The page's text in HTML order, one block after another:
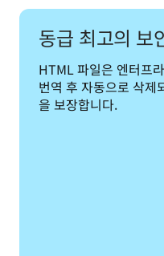
동급 최고의 보
HTML 파일은 엔터프
번역 후 자동으로 삭제
을 보장합니다.